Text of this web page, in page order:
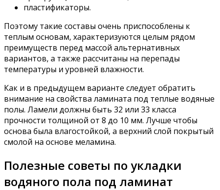
пластификаторы.
Поэтому такие составы очень приспособлены к
теплым основам, характеризуются целым рядом
преимуществ перед массой альтернативных
вариантов, а также рассчитаны на перепады
температуры и уровней влажности.
Как и в предыдущем варианте следует обратить
внимание на свойства ламината под теплые водяные
полы. Ламели должны быть 32 или 33 класса
прочности толщиной от 8 до 10 мм. Лучше чтобы
основа была влагостойкой, а верхний слой покрытый
смолой на основе меламина.
Полезные советы по укладки
водяного пола под ламинат